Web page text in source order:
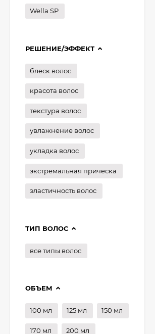
Wella SP
РЕШЕНИЕ/ЭФФЕКТ
блеск волос
красота волос
текстура волос
увлажнение волос
укладка волос
экстремальная прическа
эластичность волос
ТИП ВОЛОС
все типы волос
ОБЪЕМ
100 мл 125 мл 150 мл
170 мл 200 мл